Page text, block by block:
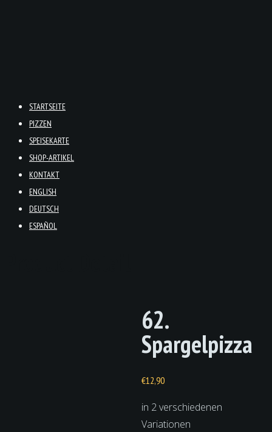
STARTSEITE
PIZZEN
SPEISEKARTE
SHOP-ARTIKEL
KONTAKT
ENGLISH
DEUTSCH
ESPAÑOL
62.
Spargelpizza
€12,90
in 2 verschiedenen
Variationen